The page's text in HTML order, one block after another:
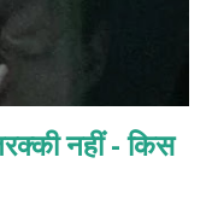
नहीं - किस